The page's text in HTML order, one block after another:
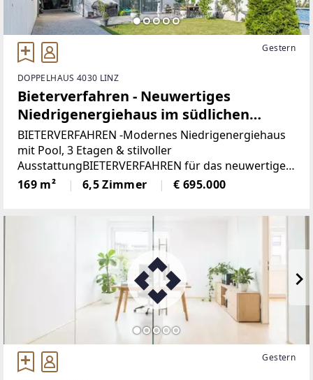
Gestern
DOPPELHAUS 4030 LINZ
Bieterverfahren - Neuwertiges
Niedrigenergiehaus im südlichen
Speckgürtel von Linz
BIETERVERFAHREN -Modernes Niedrigenergiehaus
mit Pool, 3 Etagen & stilvoller
AusstattungBIETERVERFAHREN für das neuwertige
Doppelhaushälfte überzeugt auf ca. 169 m²
Wohnfläche auf drei Ebenen,hochwertiger
169 m² 6,5 Zimmer € 695.000
Gestern